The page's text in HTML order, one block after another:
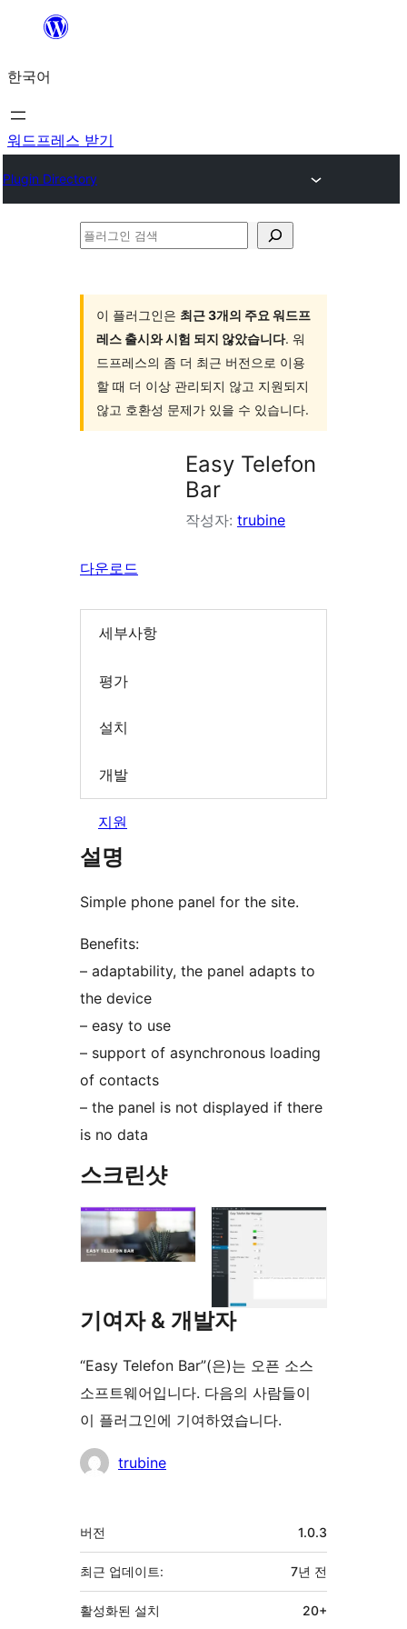
츠
로
바
가
한국어
워드프레스 받기
Plugin Directory
플
이 플러그인은 최근 3개의 주요 워드프
레스 출시와 시험 되지 않았습니다. 워
드프레스의 좀 더 최근 버전으로 이용
할 때 더 이상 관리되지 않고 지원되지
않고 호환성 문제가 있을 수 있습니다.
Easy Telefon
Bar
작성자: trubine
다운로드
세부사항
평가
설치
개발
지원
설명
Simple phone panel for the site.
Benefits:
– adaptability, the panel adapts to
the device
– easy to use
– support of asynchronous loading
of contacts
– the panel is not displayed if there
is no data
스크린샷
기여자 & 개발자
“Easy Telefon Bar”(은)는 오픈 소스
소프트웨어입니다. 다음의 사람들이
이 플러그인에 기여하였습니다.
기
trubine
기
초
버전 1.0.3
최근 업데이트: 7년 전
활성화된 설치 20+